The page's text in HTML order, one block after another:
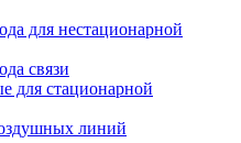
для нестационарной
связи
для стационарной
линий